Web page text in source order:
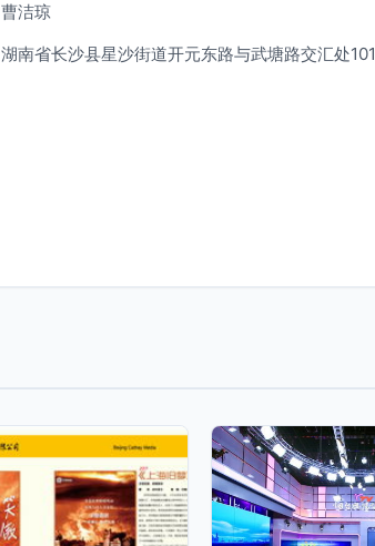
曹洁琼
湖南省长沙县星沙街道开元东路与武塘路交汇处101